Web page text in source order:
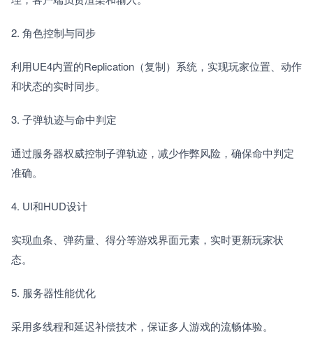
2. 角色控制与同步
利用UE4内置的Replication（复制）系统，实现玩家位置、动作
和状态的实时同步。
3. 子弹轨迹与命中判定
通过服务器权威控制子弹轨迹，减少作弊风险，确保命中判定
准确。
4. UI和HUD设计
实现血条、弹药量、得分等游戏界面元素，实时更新玩家状
态。
5. 服务器性能优化
采用多线程和延迟补偿技术，保证多人游戏的流畅体验。